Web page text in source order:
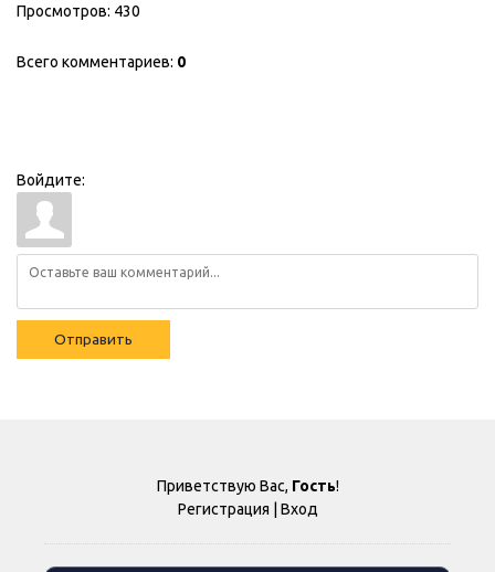
Просмотров: 430
Всего комментариев: 0
Войдите:
Отправить
Приветствую Вас, Гость!
Регистрация | Вход